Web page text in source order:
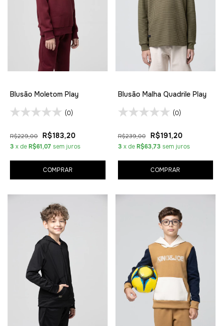
Blusão Moletom Play
(0)
R$229,00 R$183,20
3 x de R$61,07 sem juros
COMPRAR
Blusão Malha Quadrile Play
(0)
R$239,00 R$191,20
3 x de R$63,73 sem juros
COMPRAR